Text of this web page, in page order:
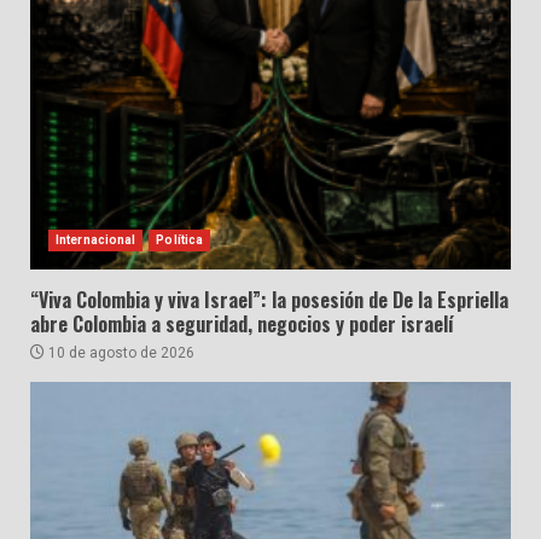
Internacional Política
“Viva Colombia y viva Israel”: la posesión de De la Espriella
abre Colombia a seguridad, negocios y poder israelí
10 de agosto de 2026